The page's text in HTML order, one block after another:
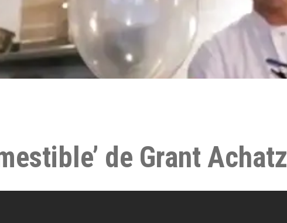
de Grant Achatz